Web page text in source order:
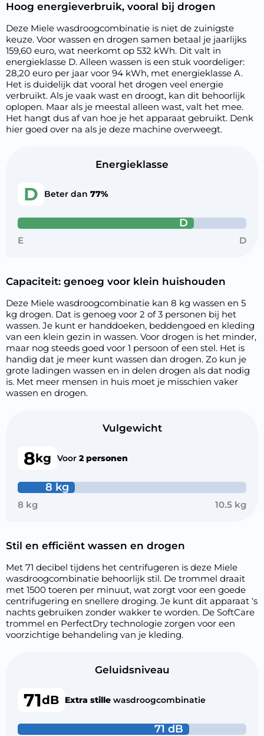
Hoog energieverbruik, vooral bij drogen
Deze Miele wasdroogcombinatie is niet de zuinigste
keuze. Voor wassen en drogen samen betaal je jaarlijks
159,60 euro, wat neerkomt op 532 kWh. Dit valt in
energieklasse D. Alleen wassen is een stuk voordeliger:
28,20 euro per jaar voor 94 kWh, met energieklasse A.
Het is duidelijk dat vooral het drogen veel energie
verbruikt. Als je vaak wast en droogt, kan dit behoorlijk
oplopen. Maar als je meestal alleen wast, valt het mee.
Het hangt dus af van hoe je het apparaat gebruikt. Denk
hier goed over na als je deze machine overweegt.
Energieklasse
D Beter dan 77%
D
E D
Capaciteit: genoeg voor klein huishouden
Deze Miele wasdroogcombinatie kan 8 kg wassen en 5
kg drogen. Dat is genoeg voor 2 of 3 personen bij het
wassen. Je kunt er handdoeken, beddengoed en kleding
van een klein gezin in wassen. Voor drogen is het minder,
maar nog steeds goed voor 1 persoon of een stel. Het is
handig dat je meer kunt wassen dan drogen. Zo kun je
grote ladingen wassen en in delen drogen als dat nodig
is. Met meer mensen in huis moet je misschien vaker
wassen en drogen.
Vulgewicht
8kg Voor 2 personen
8 kg
8 kg 10.5 kg
Stil en efficiënt wassen en drogen
Met 71 decibel tijdens het centrifugeren is deze Miele
wasdroogcombinatie behoorlijk stil. De trommel draait
met 1500 toeren per minuut, wat zorgt voor een goede
centrifugering en snellere droging. Je kunt dit apparaat ‘s
nachts gebruiken zonder wakker te worden. De SoftCare
trommel en PerfectDry technologie zorgen voor een
voorzichtige behandeling van je kleding.
Geluidsniveau
71dB Extra stille wasdroogcombinatie
71 dB